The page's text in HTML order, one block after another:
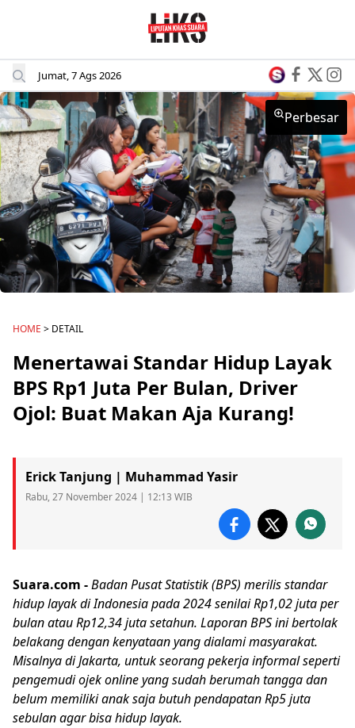
Jumat, 7 Ags 2026
Perbesar
HOME > DETAIL
Menertawai Standar Hidup Layak
BPS Rp1 Juta Per Bulan, Driver
Ojol: Buat Makan Aja Kurang!
Erick Tanjung | Muhammad Yasir
Rabu, 27 November 2024 | 12:13 WIB
Suara.com -Badan Pusat Statistik(BPS) merilis standar
hidup layakdi Indonesia pada 2024 senilai Rp1,02 juta per
bulan atau Rp12,34 juta setahun. Laporan BPS ini bertolak
belakang dengan kenyataan yang dialami masyarakat.
Misalnya di Jakarta, untuk seorang pekerja informal seperti
pengemudi ojek online yang sudah berumah tangga dan
belum memiliki anak saja butuh pendapatan Rp5 juta
sebulan agar bisa hidup layak.
Perbesar
Perbesar